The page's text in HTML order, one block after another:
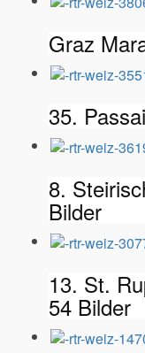
Graz
35.
8.
Bilder
13. St.
54 Bilder